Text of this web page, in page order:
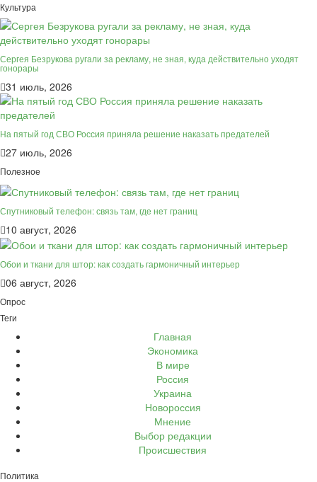
Культура
Сергея Безрукова ругали за рекламу, не зная, куда действительно уходят
гонорары
31 июль, 2026
На пятый год СВО Россия приняла решение наказать предателей
27 июль, 2026
Полезное
Спутниковый телефон: связь там, где нет границ
10 август, 2026
Обои и ткани для штор: как создать гармоничный интерьер
06 август, 2026
Опрос
Теги
Главная
Экономика
В мире
Россия
Украина
Новороссия
Мнение
Выбор редакции
Происшествия
Политика